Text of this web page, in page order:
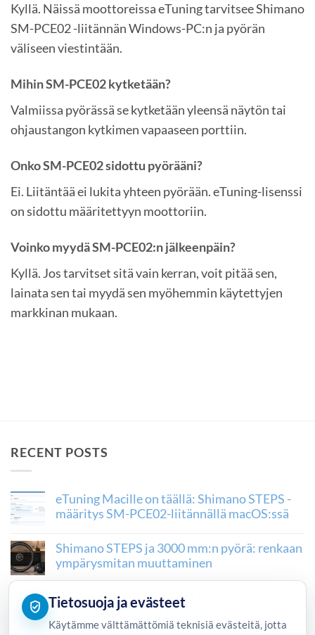
Kyllä. Näissä moottoreissa eTuning tarvitsee Shimano
SM-PCE02 -liitännän Windows-PC:n ja pyörän
väliseen viestintään.
Mihin SM-PCE02 kytketään?
Valmiissa pyörässä se kytketään yleensä näytön tai
ohjaustangon kytkimen vapaaseen porttiin.
Onko SM-PCE02 sidottu pyörääni?
Ei. Liitäntää ei lukita yhteen pyörään. eTuning-lisenssi
on sidottu määritettyyn moottoriin.
Voinko myydä SM-PCE02:n jälkeenpäin?
Kyllä. Jos tarvitset sitä vain kerran, voit pitää sen,
lainata sen tai myydä sen myöhemmin käytettyjen
markkinan mukaan.
RECENT POSTS
eTuning Macille on täällä: Shimano STEPS -
määritys SM-PCE02-liitännällä macOS:ssä
Shimano STEPS ja 3000 mm:n pyörä: renkaan
ympärysmitan muuttaminen
Shimano EP801-, EP6- ja EP500-moottorin
rajoituksen poisto eTuningilla
Tietosuoja ja evästeet
Käytämme välttämättömiä teknisiä evästeitä, jotta